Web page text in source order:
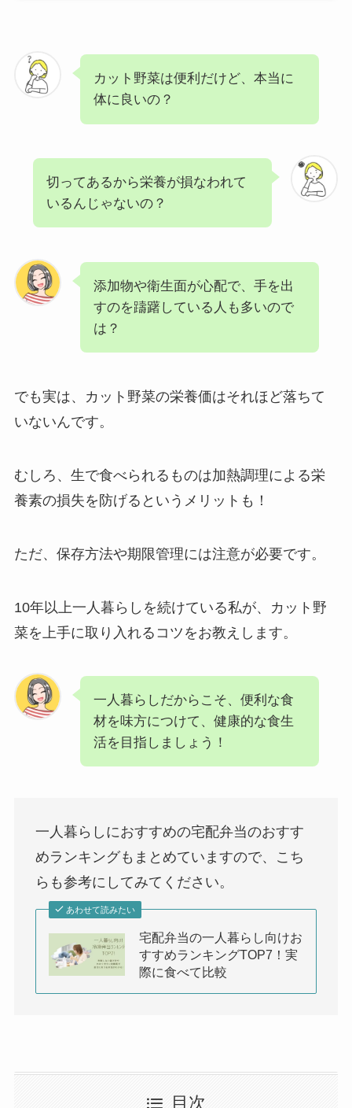
カット野菜は便利だけど、本当に
体に良いの？
切ってあるから栄養が損なわれて
いるんじゃないの？
添加物や衛生面が心配で、手を出
すのを躊躇している人も多いので
は？
でも実は、カット野菜の栄養価はそれほど落ちて
いないんです。
むしろ、生で食べられるものは加熱調理による栄
養素の損失を防げるというメリットも！
ただ、保存方法や期限管理には注意が必要です。
10年以上一人暮らしを続けている私が、カット野
菜を上手に取り入れるコツをお教えします。
一人暮らしだからこそ、便利な食
材を味方につけて、健康的な食生
活を目指しましょう！
一人暮らしにおすすめの宅配弁当のおすす
めランキングもまとめていますので、こち
らも参考にしてみてください。
あわせて読みたい
宅配弁当の一人暮らし向けお
すすめランキングTOP7！実
際に食べて比較
目次